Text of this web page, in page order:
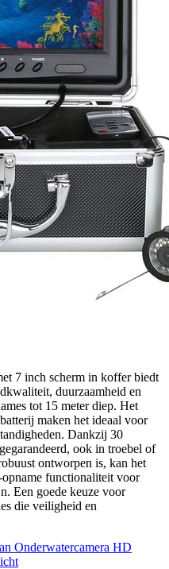
7 inch scherm in koffer biedt
duurzaamheid en
tot 15 meter diep. Het
maken het ideaal voor
Dankzij 30
ook in troebel of
ontworpen is, kan het
functionaliteit voor
Een goede keuze voor
die veiligheid en
Onderwatercamera HD